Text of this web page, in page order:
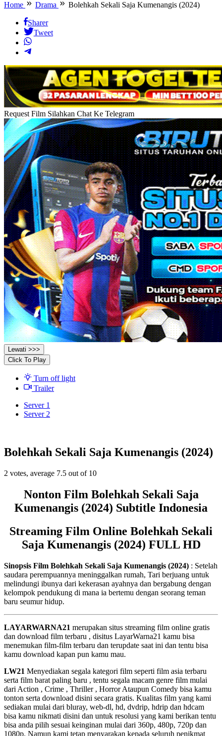
Home Drama Bolehkah Sekali Saja Kumenangis (2024)
Sharer
Tweet
Request Film Silahkan Chat Ke Telegram
Lewati >>>
Click To Play
Turn off light
Trailer
Server 1
Server 2
Bolehkah Sekali Saja Kumenangis (2024)
2 votes, average 7.5 out of 10
Nonton Film Bolehkah Sekali Saja
Kumenangis (2024) Subtitle Indonesia
Streaming Film Online Bolehkah Sekali
Saja Kumenangis (2024) FULL HD
Sinopsis Film Bolehkah Sekali Saja Kumenangis (2024) : Setelah
saudara perempuannya meninggalkan rumah, Tari berjuang untuk
melindungi ibunya dari kekerasan ayahnya dan bergabung dengan
kelompok pendukung di mana ia bertemu dengan seorang teman
baru seumur hidup.
LAYARWARNA21 merupakan situs streaming film online gratis
dan download film terbaru , disitus LayarWarna21 kamu bisa
menemukan film-film terbaru dan terupdate saat ini dan tentu bisa
kamu download kapan pun kamu mau.
LW21 Menyediakan segala kategori film seperti film asia terbaru
serta film barat paling baru , tentu segala macam genre film mulai
dari Action , Crime , Thriller , Horror Ataupun Comedy bisa kamu
tonton serta download disini secara gratis. Kualitas film yang kami
sediakan mulai dari bluray, web-dl, hd, dvdrip, hdrip dan hdcam
bisa kamu nikmati disini dan untuk resolusi yang kami berikan tentu
bisa anda pilih sesuai keinginan mulai dari 360p, 480p, 720p dan
1080p. Namun kami tetap menyarakan kepada seluruh penikmat